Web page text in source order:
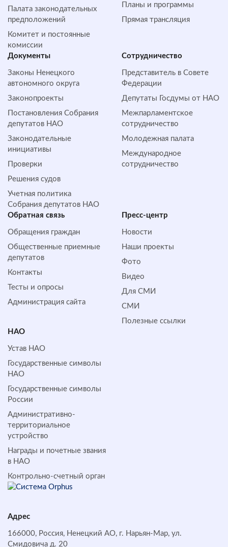
Палата законодательных
предположений
Комитет и постоянные
комиссии
Планы и программы
Прямая трансляция
Документы
Законы Ненецкого
автономного округа
Законопроекты
Постановления Собрания
депутатов НАО
Законодательные
инициативы
Проверки
Решения судов
Учетная политика
Собрания депутатов НАО
Сотрудничество
Представитель в Совете
Федерации
Депутаты Госдумы от НАО
Межпарламентское
сотрудничество
Молодежная палата
Международное
сотрудничество
Обратная cвязь
Обращения граждан
Общественные приемные
депутатов
Контакты
Тесты и опросы
Администрация сайта
Пресс-центр
Новости
Наши проекты
Фото
Видео
Для СМИ
СМИ
Полезные ссылки
НАО
Устав НАО
Государственные символы
НАО
Государственные символы
России
Административно-
территориальное
устройство
Награды и почетные звания
в НАО
Контрольно-счетный орган
Адрес
166000, Россия, Ненецкий АО, г. Нарьян-Мар, ул.
Смидовича д. 20